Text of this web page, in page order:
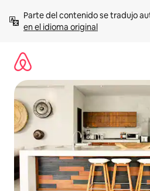
contenido
Parte del contenido se tradujo
en el idioma original